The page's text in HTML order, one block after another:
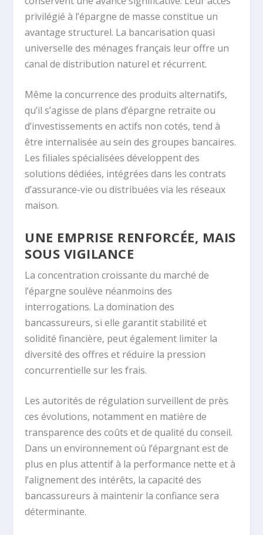
privilégié à l’épargne de masse constitue un
avantage structurel. La bancarisation quasi
universelle des ménages français leur offre un
canal de distribution naturel et récurrent.
Même la concurrence des produits alternatifs,
qu’il s’agisse de plans d’épargne retraite ou
d’investissements en actifs non cotés, tend à
être internalisée au sein des groupes bancaires.
Les filiales spécialisées développent des
solutions dédiées, intégrées dans les contrats
d’assurance-vie ou distribuées via les réseaux
maison.
UNE EMPRISE RENFORCÉE, MAIS
SOUS VIGILANCE
La concentration croissante du marché de
l’épargne soulève néanmoins des
interrogations. La domination des
bancassureurs, si elle garantit stabilité et
solidité financière, peut également limiter la
diversité des offres et réduire la pression
concurrentielle sur les frais.
Les autorités de régulation surveillent de près
ces évolutions, notamment en matière de
transparence des coûts et de qualité du conseil.
Dans un environnement où l’épargnant est de
plus en plus attentif à la performance nette et à
l’alignement des intérêts, la capacité des
bancassureurs à maintenir la confiance sera
déterminante.